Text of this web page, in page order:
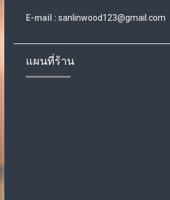
E-mail : sanlinwood123@gmail.com
แผนที่ร้าน